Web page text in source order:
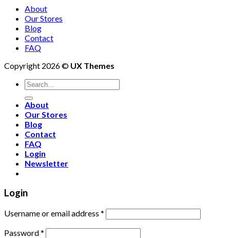
About
Our Stores
Blog
Contact
FAQ
Copyright 2026 © UX Themes
About
Our Stores
Blog
Contact
FAQ
Login
Newsletter
Login
Username or email address *
Password*